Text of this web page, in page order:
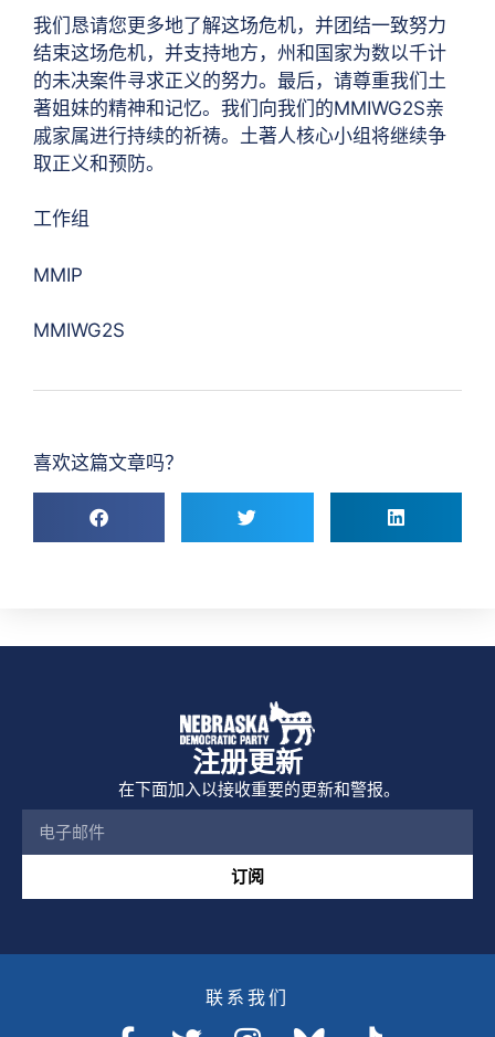
我们恳请您更多地了解这场危机，并团结一致努力
结束这场危机，并支持地方，州和国家为数以千计
的未决案件寻求正义的努力。最后，请尊重我们土
著姐妹的精神和记忆。我们向我们的MMIWG2S亲
戚家属进行持续的祈祷。土著人核心小组将继续争
取正义和预防。
工作组
MMIP
MMIWG2S
喜欢这篇文章吗？
注册更新
在下面加入以接收重要的更新和警报。
订阅
联系我们